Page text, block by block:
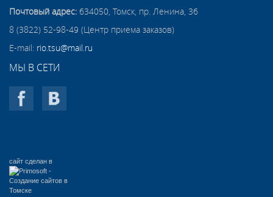
Почтовый адрес: 634050, Томск, пр. Ленина, 36
8 (3822) 52-98-49 (Центр приема заказов)
E-mail: rio.tsu@mail.ru
МЫ В СЕТИ
сайт сделан в